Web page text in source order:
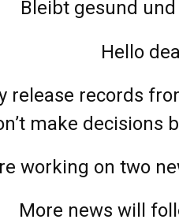
Bleibt gesund
Hello
release records
make decisions
working on two
More news will